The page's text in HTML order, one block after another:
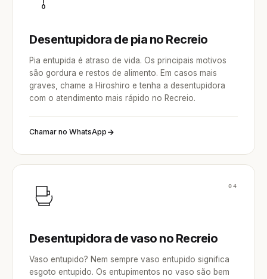
Desentupidora de pia no Recreio
Pia entupida é atraso de vida. Os principais motivos
são gordura e restos de alimento. Em casos mais
graves, chame a Hiroshiro e tenha a desentupidora
com o atendimento mais rápido no Recreio.
Chamar no WhatsApp
04
Desentupidora de vaso no Recreio
Vaso entupido? Nem sempre vaso entupido significa
esgoto entupido. Os entupimentos no vaso são bem